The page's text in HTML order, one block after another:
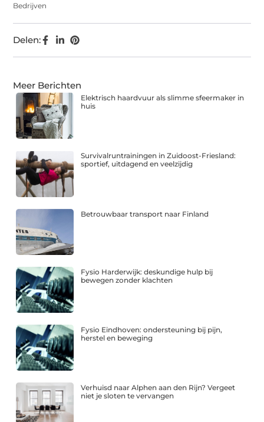
Bedrijven
Delen:
Meer Berichten
Elektrisch haardvuur als slimme sfeermaker in
huis
Survivalruntrainingen in Zuidoost-Friesland:
sportief, uitdagend en veelzijdig
Betrouwbaar transport naar Finland
Fysio Harderwijk: deskundige hulp bij
bewegen zonder klachten
Fysio Eindhoven: ondersteuning bij pijn,
herstel en beweging
Verhuisd naar Alphen aan den Rijn? Vergeet
niet je sloten te vervangen